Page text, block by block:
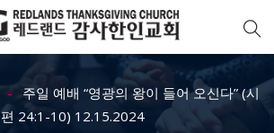
주일 예배 “영광의 왕이 들어 오신다” (시
편 24:1-10) 12.15.2024